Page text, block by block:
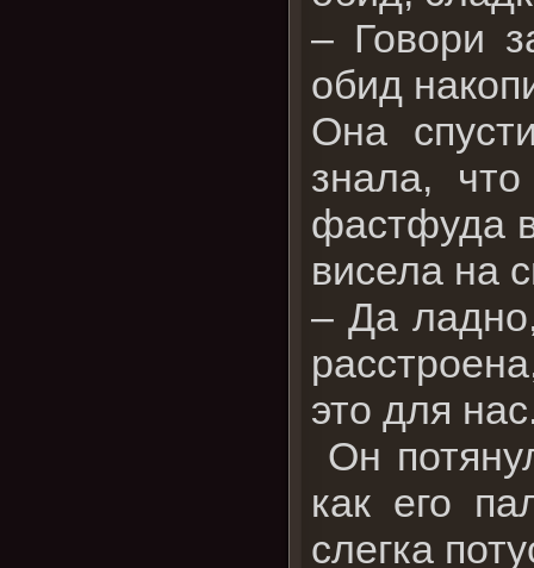
– Говори
обид
Она
знала,
фастфуда
висела на
– Да
это для
Он
как его
слегка